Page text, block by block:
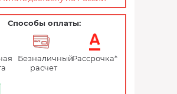
Способы оплаты:
Безналичный
расчет
Рассрочка*